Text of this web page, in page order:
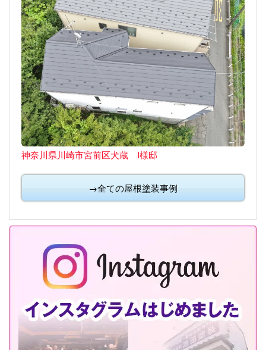
神奈川県川崎市宮前区犬蔵 I様邸
→全ての屋根塗装事例